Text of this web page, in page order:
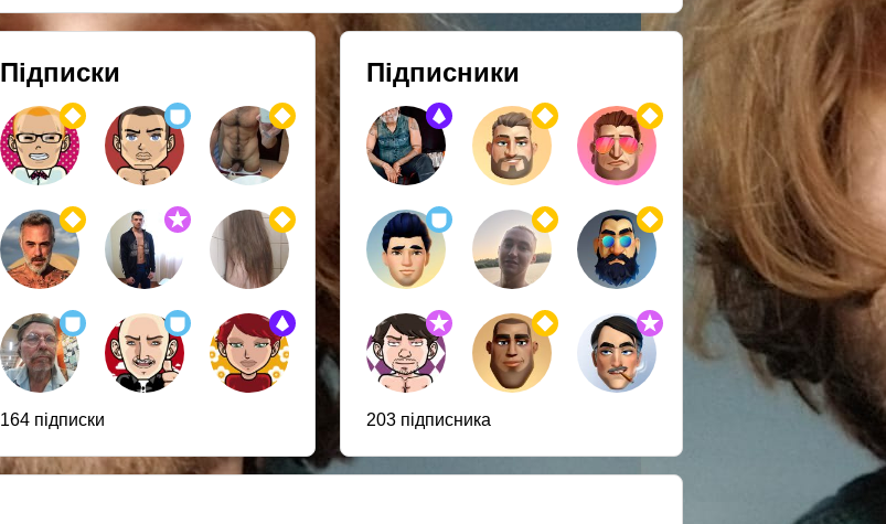
Підписки
164 підписки
Підписники
203 підписника